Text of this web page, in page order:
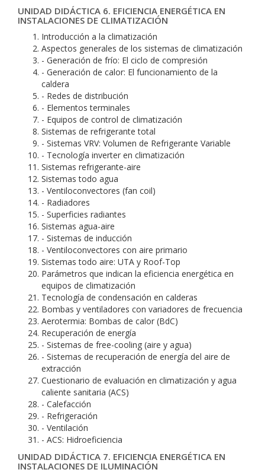
UNIDAD DIDÁCTICA 6. EFICIENCIA ENERGÉTICA EN
INSTALACIONES DE CLIMATIZACIÓN
Introducción a la climatización
Aspectos generales de los sistemas de climatización
- Generación de frío: El ciclo de compresión
- Generación de calor: El funcionamiento de la
caldera
- Redes de distribución
- Elementos terminales
- Equipos de control de climatización
Sistemas de refrigerante total
- Sistemas VRV: Volumen de Refrigerante Variable
- Tecnología inverter en climatización
Sistemas refrigerante-aire
Sistemas todo agua
- Ventiloconvectores (fan coil)
- Radiadores
- Superficies radiantes
Sistemas agua-aire
- Sistemas de inducción
- Ventiloconvectores con aire primario
Sistemas todo aire: UTA y Roof-Top
Parámetros que indican la eficiencia energética en
equipos de climatización
Tecnología de condensación en calderas
Bombas y ventiladores con variadores de frecuencia
Aerotermia: Bombas de calor (BdC)
Recuperación de energía
- Sistemas de free-cooling (aire y agua)
- Sistemas de recuperación de energía del aire de
extracción
Cuestionario de evaluación en climatización y agua
caliente sanitaria (ACS)
- Calefacción
- Refrigeración
- Ventilación
- ACS: Hidroeficiencia
UNIDAD DIDÁCTICA 7. EFICIENCIA ENERGÉTICA EN
INSTALACIONES DE ILUMINACIÓN